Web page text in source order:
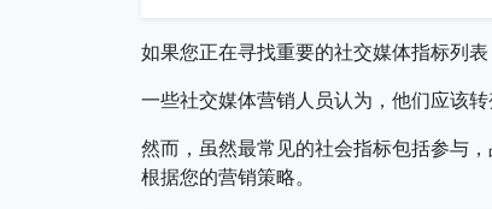
如果您正在寻找重要的社交媒体指标列表
一些社交媒体营销人员认为，他们应该
然而，虽然最常见的社会指标包括参与
根据您的营销策略。